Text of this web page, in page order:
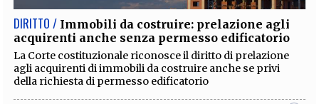
DIRITTO / Immobili da costruire: prelazione agli
acquirenti anche senza permesso edificatorio
La Corte costituzionale riconosce il diritto di prelazione
agli acquirenti di immobili da costruire anche se privi
della richiesta di permesso edificatorio